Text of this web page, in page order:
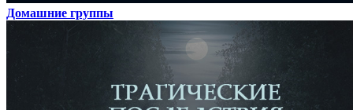
Домашние группы